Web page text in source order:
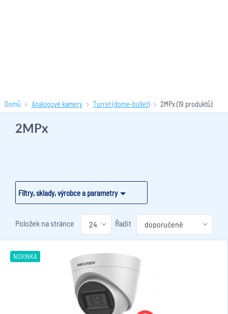
Domů Analogové kamery Turret (dome-bullet) 2MPx(19 produktů)
Filtry, sklady, výrobce a parametry
2MPx
Položek na stránce Řadit
NOVINKA